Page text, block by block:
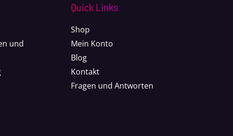
und
Quick Links
Shop
Mein Konto
Blog
Kontakt
Fragen und Antworten